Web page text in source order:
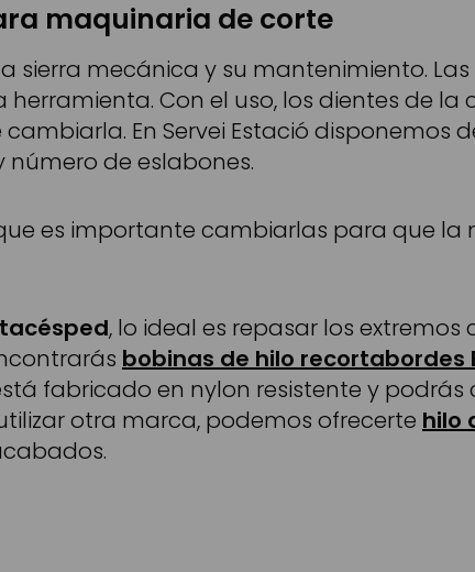
maquinaria de corte
sierra mecánica y su mantenimiento. Las
Con el uso, los dientes de la
En Servei Estació disponemos
de eslabones.
es importante cambiarlas para que la
, lo ideal es repasar los extremos
bobinas de hilo recortabordes
fabricado en nylon resistente y
otra marca, podemos ofrecerte hilo